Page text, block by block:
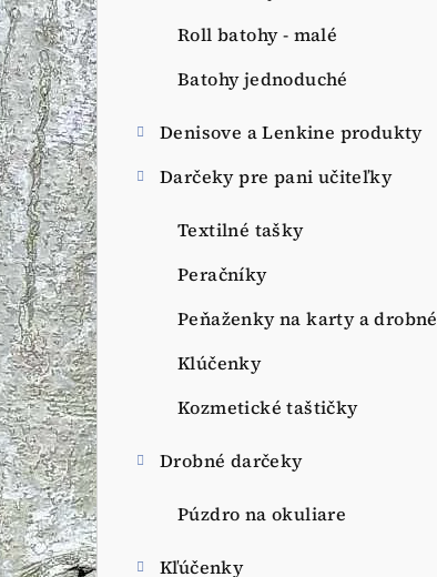
p
a
n
e
l
Roll batohy - malé
Batohy jednoduché
Denisove a Lenkine produkty
Darčeky pre pani učiteľky
Textilné tašky
Peračníky
Peňaženky na karty a drobné
Klúčenky
Kozmetické taštičky
Drobné darčeky
Púzdro na okuliare
Kľúčenky